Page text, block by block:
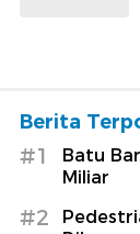
Berita
#1
Batu
Miliar
#2